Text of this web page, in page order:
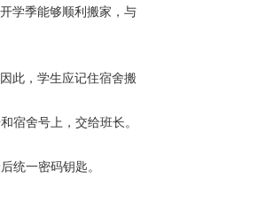
学季能够顺利搬家，与
此，学生应记住宿舍搬
宿舍号上，交给班长。
统一密码钥匙。